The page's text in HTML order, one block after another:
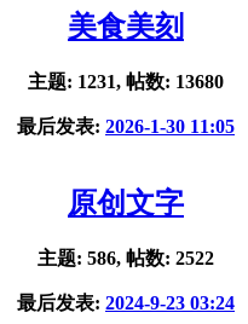
美食美刻
主题: 1231, 帖数: 13680
最后发表: 2026-1-30 11:05
原创文字
主题: 586, 帖数: 2522
最后发表: 2024-9-23 03:24